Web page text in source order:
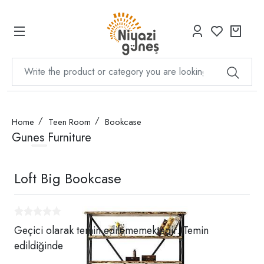
Home Teen Room Bookcase
Gunes Furniture
Loft Big Bookcase
Geçici olarak temin edilememektedir. Temin
edildiğinde